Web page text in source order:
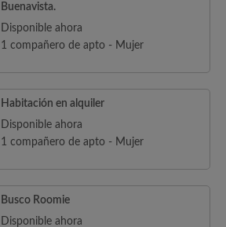
Buenavista.
Disponible ahora
1 compañero de apto - Mujer
Habitación en alquiler
Disponible ahora
1 compañero de apto - Mujer
Busco Roomie
Disponible ahora